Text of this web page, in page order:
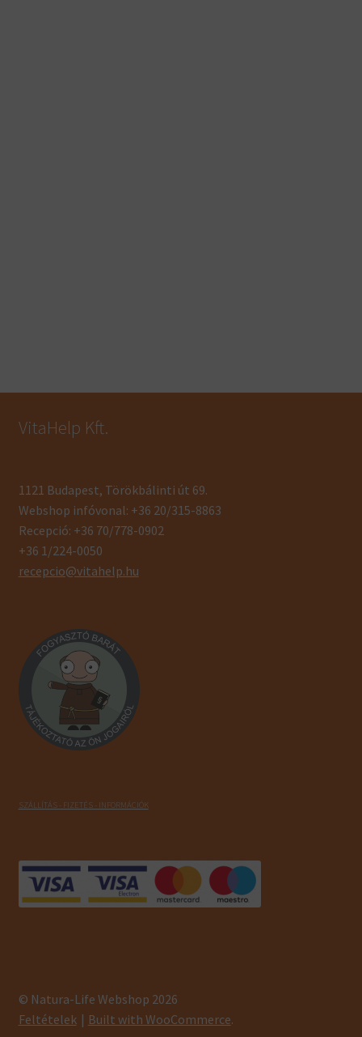
VitaHelp Kft.
1121 Budapest, Törökbálinti út 69.
Webshop infóvonal: +36 20/315-8863
Recepció: +36 70/778-0902
+36 1/224-0050
recepcio@vitahelp.hu
SZÁLLÍTÁS - FIZETÉS - INFORMÁCIÓK
© Natura-Life Webshop 2026
Feltételek
Built with WooCommerce.